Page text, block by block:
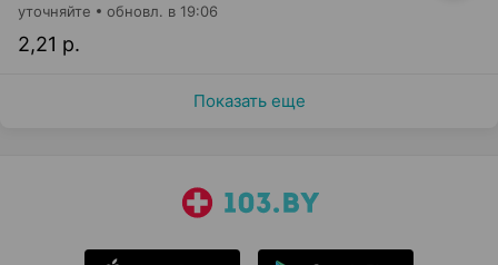
2,21 р.
уточняйте обновл. в 19:06
Показать еще